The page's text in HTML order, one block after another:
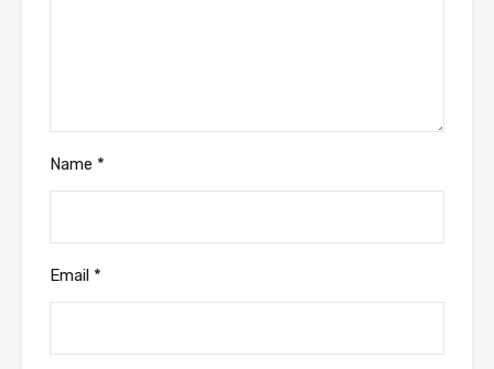
Name *
Email *